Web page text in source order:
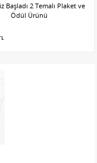
Başladı 2 Temalı Plaket ve
Ödül Ürünü